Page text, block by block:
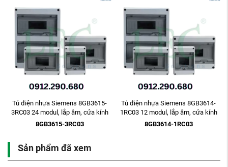
Tủ điện nhựa Siemens 8GB3615-
3RC03 24 modul, lắp âm, cửa kính
màu khói
8GB3615-3RC03
Tủ điện nhựa Siemens 8GB3614-
1RC03 12 modul, lắp âm, cửa kính
màu khói
8GB3614-1RC03
Sản phẩm đã xem